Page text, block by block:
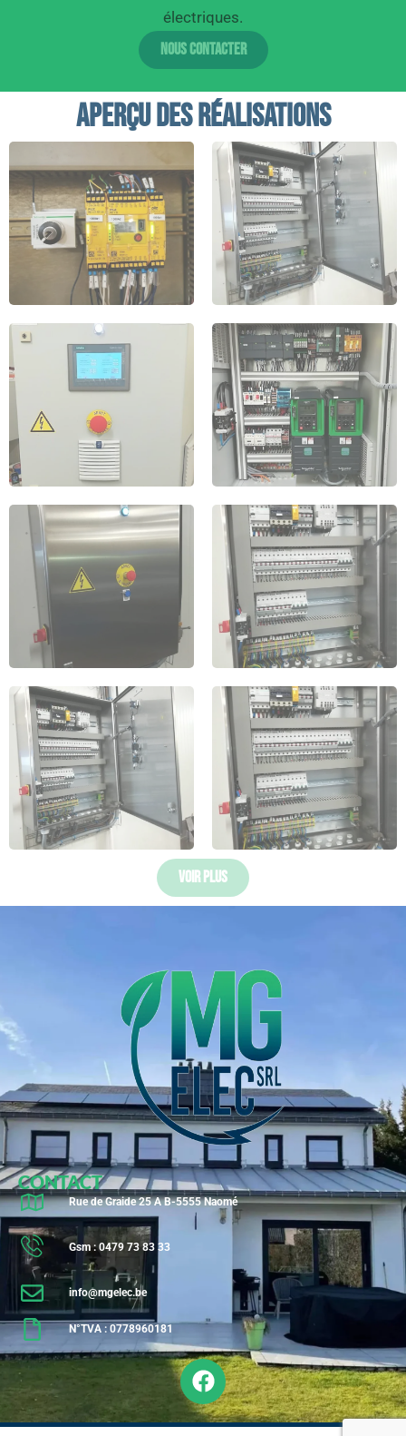
électriques.
Nous contacter
Aperçu des réalisations
Voir Plus
CONTACT
Rue de Graide 25 A B-5555 Naomé
Gsm : 0479 73 83 33
info@mgelec.be
N°TVA : 0778960181